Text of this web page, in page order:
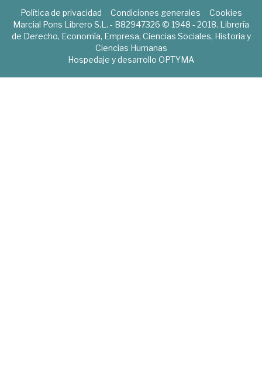
Política de privacidad Condiciones generales
Cookies
Marcial Pons Librero S.L. - B82947326 © 1948 - 2018. Librería
de Derecho, Economía, Empresa, Ciencias Sociales, Historia y
Ciencias Humanas
Hospedaje y desarrollo OPTYMA